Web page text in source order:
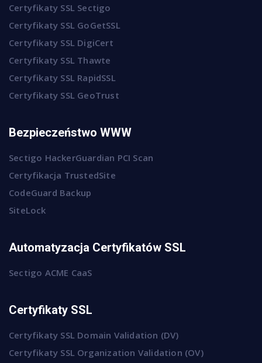
Certyfikaty SSL Sectigo
Certyfikaty SSL GoGetSSL
Certyfikaty SSL DigiCert
Certyfikaty SSL Thawte
Certyfikaty SSL RapidSSL
Certyfikaty SSL GeoTrust
Bezpieczeństwo WWW
Sectigo HackerGuardian PCI Scan
Certyfikacja TrustedSite
CodeGuard Backup
SiteLock
Automatyzacja Certyfikatów SSL
Sectigo ACME CaaS
Certyfikaty SSL
Certyfikaty SSL Domain Validation (DV)
Certyfikaty SSL Organization Validation (OV)